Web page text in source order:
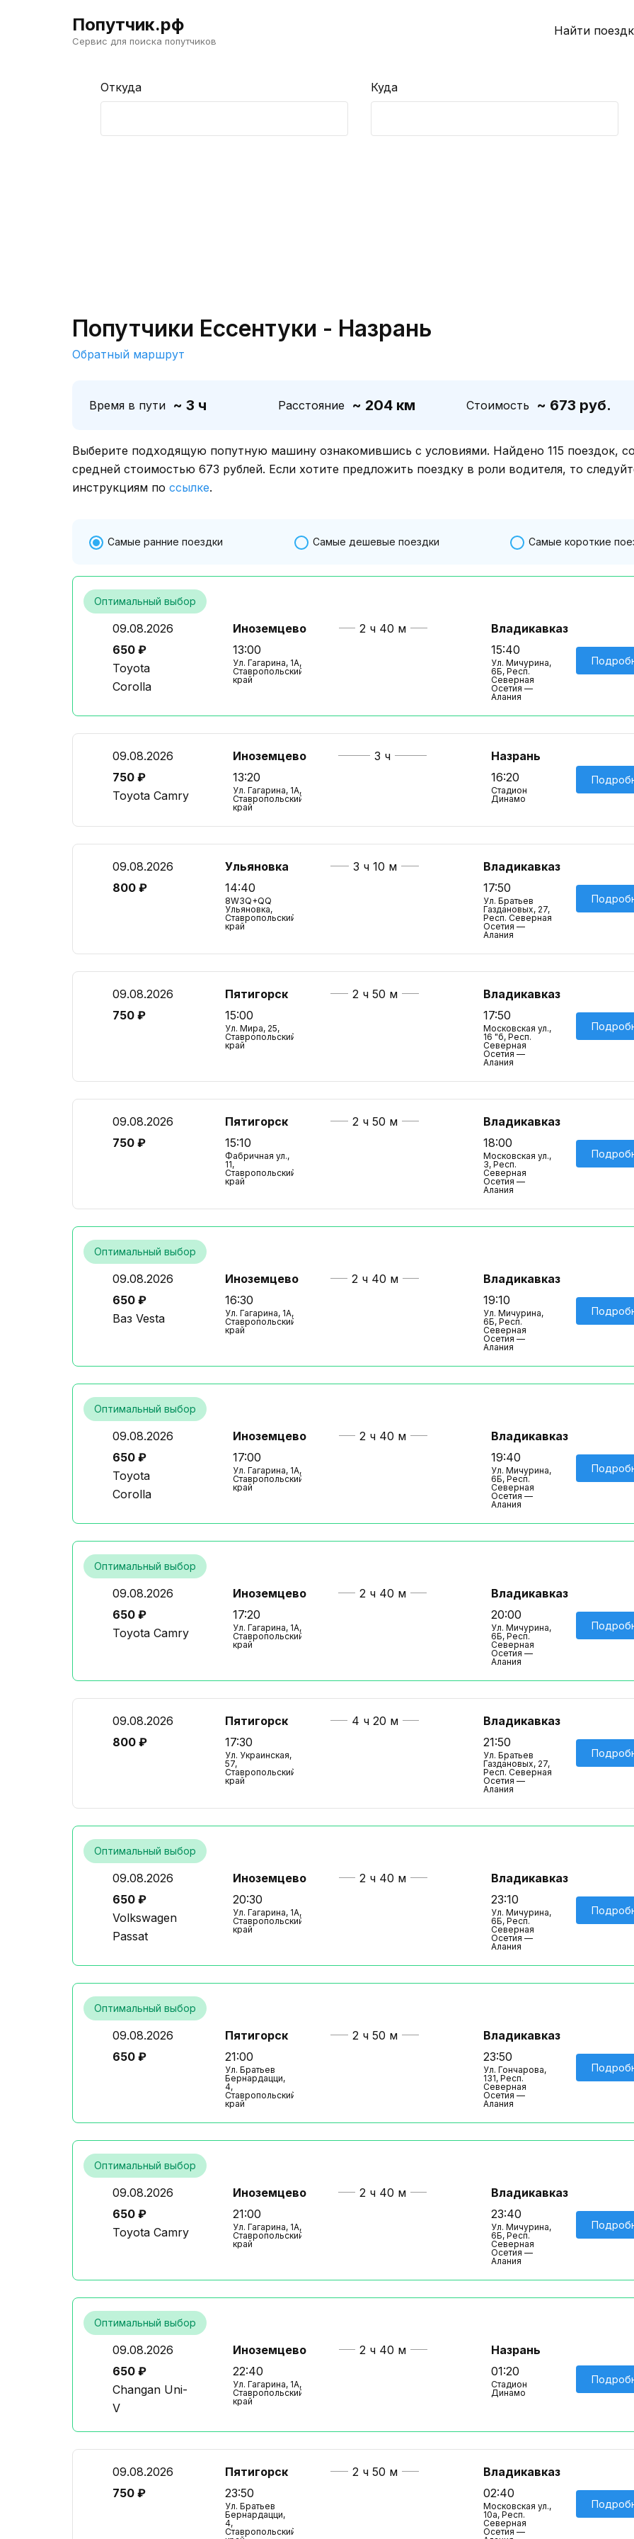
Попутчик.рф
Сервис для поиска попутчиков
Найти
Откуда Куда
Попутчики Ессентуки - Назрань
Обратный маршрут
Время в пути ~ 3 ч Расстояние ~ 204 км Стоимость ~ 673 руб.
Выберите подходящую попутную машину ознакомившись с условиями. Найдено 115 поездок, со
средней стоимостью 673 рублей. Если хотите предложить поездку в роли водителя, то
инструкциям по ссылке.
Самые ранние поездки Самые дешевые поездки Самые короткие
Оптимальный выбор
09.08.2026
650 ₽
Toyota
Corolla
Иноземцево
13:00
Ул. Гагарина, 1А,
Ставропольский
край
2 ч 40 м
Владикавказ
15:40
Ул. Мичурина,
6Б, Респ.
Северная
Осетия —
Алания
09.08.2026
750 ₽
Toyota Camry
Иноземцево
13:20
Ул. Гагарина, 1А,
Ставропольский
край
3 ч
Назрань
16:20
Стадион
Динамо
09.08.2026
800 ₽
Ульяновка
14:40
8W3Q+QQ
Ульяновка,
Ставропольский
край
3 ч 10 м
Владикавказ
17:50
Ул. Братьев
Газдановых, 27,
Респ. Северная
Осетия —
Алания
09.08.2026
750 ₽
Пятигорск
15:00
Ул. Мира, 25,
Ставропольский
край
2 ч 50 м
Владикавказ
17:50
Московская ул.,
16 "б, Респ.
Северная
Осетия —
Алания
09.08.2026
750 ₽
Пятигорск
15:10
Фабричная ул.,
11,
Ставропольский
край
2 ч 50 м
Владикавказ
18:00
Московская ул.,
3, Респ.
Северная
Осетия —
Алания
Оптимальный выбор
09.08.2026
650 ₽
Ваз Vesta
Иноземцево
16:30
Ул. Гагарина, 1А,
Ставропольский
край
2 ч 40 м
Владикавказ
19:10
Ул. Мичурина,
6Б, Респ.
Северная
Осетия —
Алания
Оптимальный выбор
09.08.2026
650 ₽
Toyota
Corolla
Иноземцево
17:00
Ул. Гагарина, 1А,
Ставропольский
край
2 ч 40 м
Владикавказ
19:40
Ул. Мичурина,
6Б, Респ.
Северная
Осетия —
Алания
Оптимальный выбор
09.08.2026
650 ₽
Toyota Camry
Иноземцево
17:20
Ул. Гагарина, 1А,
Ставропольский
край
2 ч 40 м
Владикавказ
20:00
Ул. Мичурина,
6Б, Респ.
Северная
Осетия —
Алания
09.08.2026
800 ₽
Пятигорск
17:30
Ул. Украинская,
57,
Ставропольский
край
4 ч 20 м
Владикавказ
21:50
Ул. Братьев
Газдановых, 27,
Респ. Северная
Осетия —
Алания
Оптимальный выбор
09.08.2026
650 ₽
Volkswagen
Passat
Иноземцево
20:30
Ул. Гагарина, 1А,
Ставропольский
край
2 ч 40 м
Владикавказ
23:10
Ул. Мичурина,
6Б, Респ.
Северная
Осетия —
Алания
Оптимальный выбор
09.08.2026
650 ₽
Пятигорск
21:00
Ул. Братьев
Бернардацци,
4,
Ставропольский
край
2 ч 50 м
Владикавказ
23:50
Ул. Гончарова,
131, Респ.
Северная
Осетия —
Алания
Оптимальный выбор
09.08.2026
650 ₽
Toyota Camry
Иноземцево
21:00
Ул. Гагарина, 1А,
Ставропольский
край
2 ч 40 м
Владикавказ
23:40
Ул. Мичурина,
6Б, Респ.
Северная
Осетия —
Алания
Оптимальный выбор
09.08.2026
650 ₽
Changan Uni-
V
Иноземцево
22:40
Ул. Гагарина, 1А,
Ставропольский
край
2 ч 40 м
Назрань
01:20
Стадион
Динамо
09.08.2026
750 ₽
Пятигорск
23:50
Ул. Братьев
Бернардацци,
4,
Ставропольский
2 ч 50 м
Владикавказ
02:40
Московская ул.,
10а, Респ.
Северная
Осетия —